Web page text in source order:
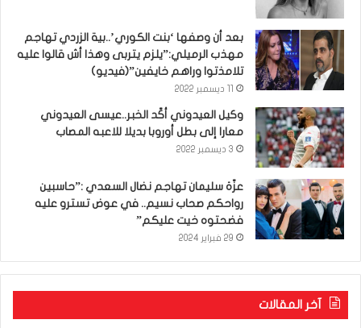
بعد أن وصفها ‘بنت الكوري’..بية الزردي تهاجم
مهذب الرميلي:”يلزم يتربى وهذا أش قالوا عليه
تلامذتوا وراهم خايفين”(فيديو)
وكيل العيدوني أكّد الخبر..عيسى العيدوني
معارا إلى بطل أوروبا بديلا للاعبه المصاب
3 ديسمبر 2022
عزّة سليمان تهاجم نضال السعدي :”حاسبين
رواحكم صحاب نسيم.. في عوض تسترو عليه
فضحتوه خيت عليكم”
29 فبراير 2024
آخر المقالات